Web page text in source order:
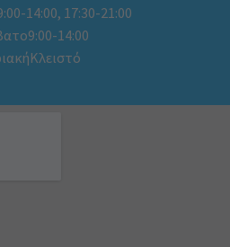
14:00, 17:30-21:00
14:00